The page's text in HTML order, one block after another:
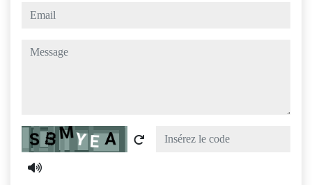
email
message
Captcha